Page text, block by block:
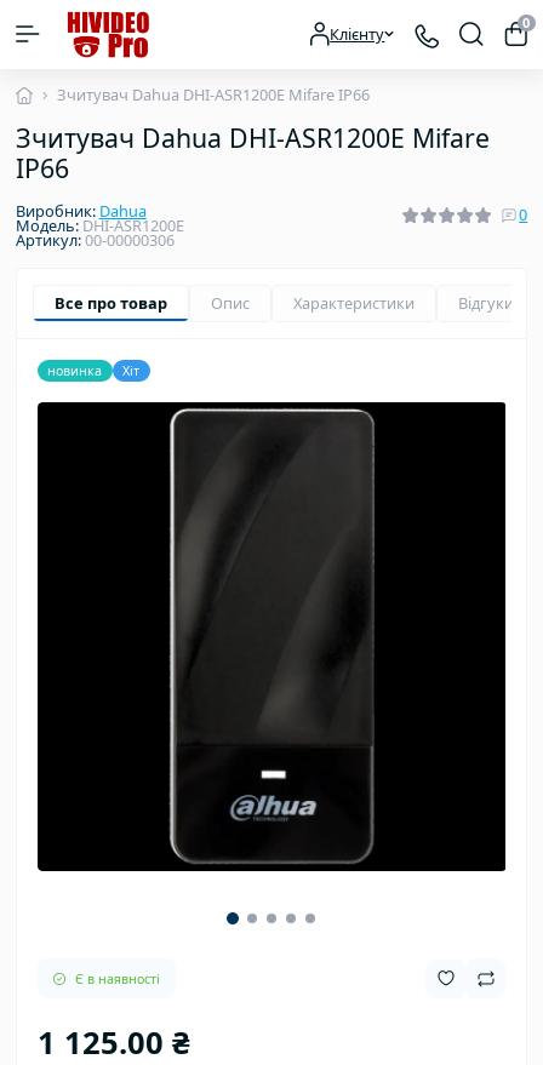
Клієнту 0
Зчитувач Dahua DHI-ASR1200E Mifare IP66
Зчитувач Dahua DHI-ASR1200E Mifare
IP66
Виробник: Dahua
Модель: DHI-ASR1200E
Артикул:00-00000306
0
Все про товар Опис Характеристики Відгуки
новинка Хіт
Є в наявності
1 125.00 ₴